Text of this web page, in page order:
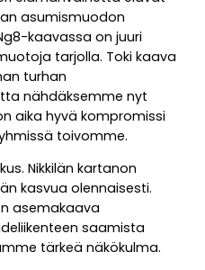
asumismuodon
kaavassa on juuri
tarjolla. Toki kaava
turhan
nähdäksemme nyt
aika hyvä kompromissi
toivomme.
Nikkilän kartanon
kasvua olennaisesti.
asemakaava
saamista
tärkeä näkökulma.